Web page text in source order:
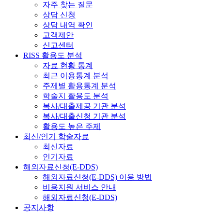
자주 찾는 질문
상담 신청
상담 내역 확인
고객제안
신고센터
RISS 활용도 분석
자료 현황 통계
최근 이용통계 분석
주제별 활용통계 분석
학술지 활용도 분석
복사/대출제공 기관 분석
복사/대출신청 기관 분석
활용도 높은 주제
최신/인기 학술자료
최신자료
인기자료
해외자료신청(E-DDS)
해외자료신청(E-DDS) 이용 방법
비용지원 서비스 안내
해외자료신청(E-DDS)
공지사항